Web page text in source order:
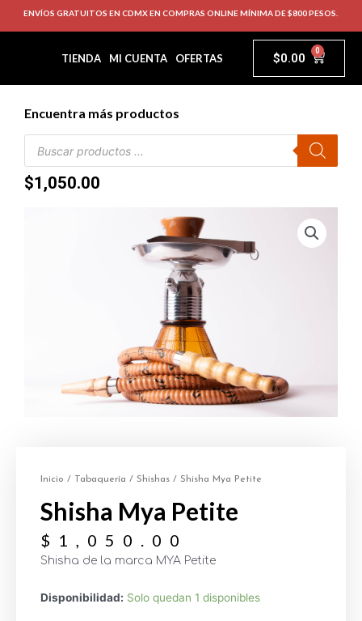
ENVÍOS GRATUITOS EN CDMX EN COMPRAS ONLINE MÍNIMA DE $800 PESOS.
TIENDA MI CUENTA OFERTAS $0.00 0
Encuentra más productos
$1,050.00
Inicio / Tabaquería / Shishas / Shisha Mya Petite
Shisha Mya Petite
$ 1,050.00
Shisha de la marca MYA Petite
Disponibilidad: Solo quedan 1 disponibles